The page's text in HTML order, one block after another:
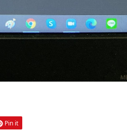
Pin it